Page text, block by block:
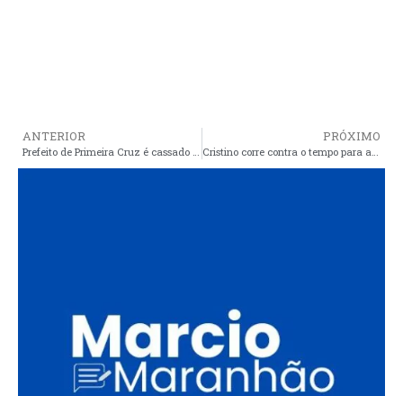
ANTERIOR
Prefeito de Primeira Cruz é cassado pela Câmara de Vereadores
PRÓXIMO
Cristino corre contra o tempo para arrumar as contas da prefeitura antes da auditoria do TCE